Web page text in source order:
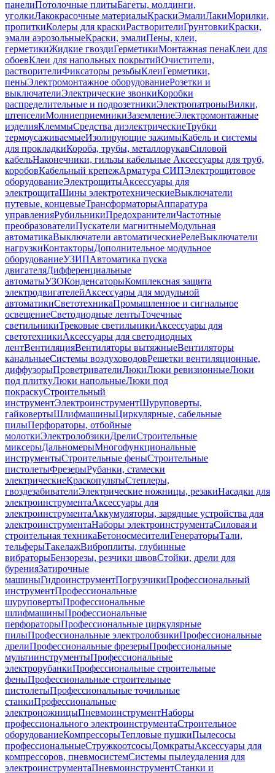
панелиПотолочные плитыБагеты, молдинги,
уголкиЛакокрасочные материалыКраскиЭмалиЛакиМорилки,
пропиткиКолеры для краскиРастворителиГрунтовкиКраски,
эмали аэрозольныеКраски, эмалиПены, клеи,
герметикиЖидкие гвоздиГерметикиМонтажная пенаКлеи для
обоевКлеи для напольных покрытийОчистители,
растворителиФиксаторы резьбыКлеиГерметики,
пеныЭлектромонтажное оборудованиеРозетки и
выключателиЭлектрические звонкиКоробки
распределительные и подрозетникиЭлектропатроныВилки,
штепселиМолниеприемникиЗаземлениеЭлектромонтажные
изделияКлеммыСредства диэлектрическиеТрубки
термоусаживаемыеИзолирующие зажимыКабель и системы
для прокладкиКороба, трубы, металлорукавСиловой
кабельНаконечники, гильзы кабельные Аксессуары для труб,
коробовКабельный крепежАрматура СИПЭлектрощитовое
оборудованиеЭлектрощитыАксессуары для
электрощитаШины электротехническиеВыключатели
путевые, концевыеТрансформаторыАппаратура
управленияРубильникиПредохранителиЧастотные
преобразователиПускатели магнитныеМодульная
автоматикаВыключатели автоматическиеРелеВыключатели
нагрузкиКонтакторыДополнительное модульное
оборудованиеУЗИПАвтоматика пуска
двигателяДифференциальные
автоматыУЗОКонденсаторыКомплексная защита
электродвигателейАксессуары для модульной
автоматикиСветотехникаПромышленное и сигнальное
освещениеСветодиодные лентыТочечные
светильникиТрековые светильникиАксессуары для
светотехникиАксессуары для светодиодных
лентВентиляцияВентиляторы вытяжныеВентиляторы
канальныеСистемы воздуховодовРешетки вентиляционные,
диффузорыПроветривателиЛюкиЛюки ревизионныеЛюки
под плиткуЛюки напольныеЛюки под
покраскуСтроительный
инструментЭлектроинструментШуруповерты,
гайковертыШлифмашиныЦиркулярные, сабельные
пилыПерфораторы, отбойные
молоткиЭлектролобзикиДрелиСтроительные
миксерыДальномерыМногофункциональные
инструментыСтроительные феныСтроительные
пистолетыФрезерыРубанки, стамески
электрическиеКраскопультыСтеплеры,
гвоздезабивателиЭлектрические ножницы, резакиНасадки для
электроинструментаАксессуары для
электроинструментаАккумуляторы, зарядные устройства для
электроинструментаНаборы электроинструментаСиловая и
строительная техникаБетоносмесителиГенераторыТали,
тельферыТакелажВиброплиты, глубинные
вибраторыБензорезы, резчики швовСтойки, дрели для
буренияЗатирочные
машиныГидроинструментПогрузчикиПрофессиональный
инструментПрофессиональные
шуруповертыПрофессиональные
шлифмашиныПрофессиональные
перфораторыПрофессиональные циркулярные
пилыПрофессиональные электролобзикиПрофессиональные
дрелиПрофессиональные фрезерыПрофессиональные
мультиинструментыПрофессиональные
электрорубанкиПрофессиональные строительные
феныПрофессиональные строительные
пистолетыПрофессиональные точильные
станкиПрофессиональные
электроножницыПневмоинструментНаборы
профессионального электроинструментаСтроительное
оборудованиеКомпрессорыТепловые пушкиПылесосы
профессиональныеСтружкоотсосыДомкратыАксессуары для
компрессоров, пневмосистемСистемы пылеудаления для
электроинструментаПневмоинструментСтанки и